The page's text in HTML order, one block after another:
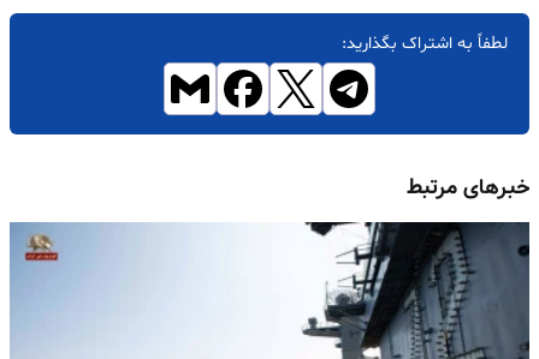
لطفاً به اشتراک بگذارید:
خبرهای مرتبط